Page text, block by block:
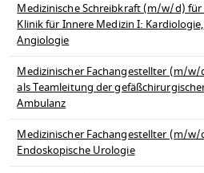
Medizinische Schreibkraft (m/w/d) für
Klinik für Innere Medizin I: Kardiologie,
Angiologie
Medizinischer Fachangestellter (m/
als Teamleitung der
Ambulanz
Medizinischer Fachangestellter (m/
Endoskopische Urologie